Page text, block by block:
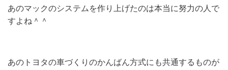
あのマックのシステムを作り上げたのは本当に努力の人で
すよね＾＾
あのトヨタの車づくりのかんばん方式にも共通するものが